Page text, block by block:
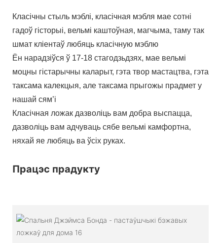
Класічны стыль мэблі, класічная мэбля мае сотні
гадоў гісторыі, вельмі каштоўная, магчыма, таму так
шмат кліентаў любяць класічную мэблю
Ён нарадзіўся ў 17-18 стагодзьдзях, мае вельмі
моцны гістарычны каларыт, гэта твор мастацтва, гэта
таксама калекцыя, але таксама прыгожы прадмет у
нашай сям’і
Класічная ложак дазволіць вам добра выспацца,
дазволіць вам адчуваць сябе вельмі камфортна,
няхай яе любяць ва ўсіх руках.
Працэс прадукту